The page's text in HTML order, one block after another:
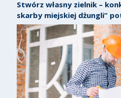
Stwórz własny zielnik –
skarby miejskiej dżungli”